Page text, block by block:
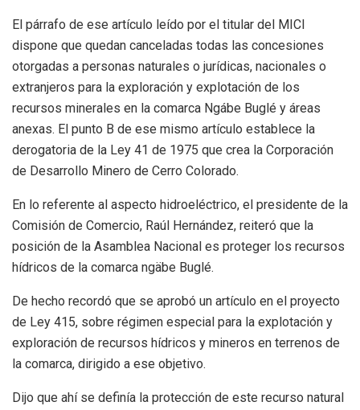
El párrafo de ese artículo leído por el titular del MICI
dispone que quedan canceladas todas las concesiones
otorgadas a personas naturales o jurídicas, nacionales o
extranjeros para la exploración y explotación de los
recursos minerales en la comarca Ngábe Buglé y áreas
anexas. El punto B de ese mismo artículo establece la
derogatoria de la Ley 41 de 1975 que crea la Corporación
de Desarrollo Minero de Cerro Colorado.
En lo referente al aspecto hidroeléctrico, el presidente de la
Comisión de Comercio, Raúl Hernández, reiteró que la
posición de la Asamblea Nacional es proteger los recursos
hídricos de la comarca ngäbe Buglé.
De hecho recordó que se aprobó un artículo en el proyecto
de Ley 415, sobre régimen especial para la explotación y
exploración de recursos hídricos y mineros en terrenos de
la comarca, dirigido a ese objetivo.
Dijo que ahí se definía la protección de este recurso natural